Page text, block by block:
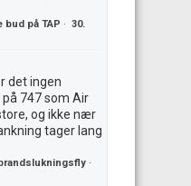
på TAP · 30.
det ingen
747 som Air
og ikke nær
tager lang
·